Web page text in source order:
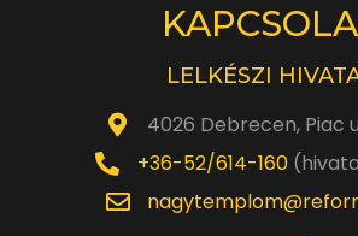
LELKÉSZI
4026 Debrecen, Piac
+36-52/614-160